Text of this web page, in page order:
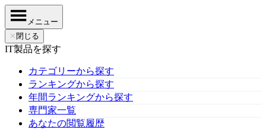
メニュー
✕ 閉じる
IT製品を探す
カテゴリーから探す
ランキングから探す
年間ランキングから探す
専門家一覧
あなたの閲覧履歴